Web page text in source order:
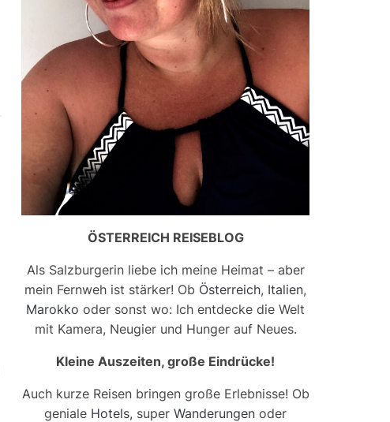
ÖSTERREICH REISEBLOG
Als Salzburgerin liebe ich meine Heimat – aber
mein Fernweh ist stärker! Ob Österreich, Italien,
Marokko oder sonst wo: Ich entdecke die Welt
mit Kamera, Neugier und Hunger auf Neues.
Kleine Auszeiten, große Eindrücke!
Auch kurze Reisen bringen große Erlebnisse! Ob
geniale Hotels, super Wanderungen oder